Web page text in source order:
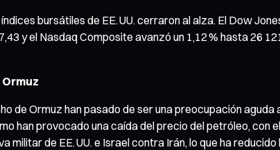
bursátiles de EE. UU. cerraron al alza. El Dow
y el Nasdaq Composite avanzó un 1,12 % hasta
de Ormuz han pasado de ser una preocupación
han provocado una caída del precio del petróleo, con
militar de EE. UU. e Israel contra Irán, lo que ha